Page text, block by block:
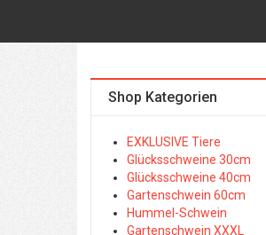
Shop Kategorien
EXKLUSIVE Tiere
Glücksschweine 30cm
Glücksschweine 40cm
Gartenschwein 60cm
Hummel-Schwein
Gartenschwein XXXL